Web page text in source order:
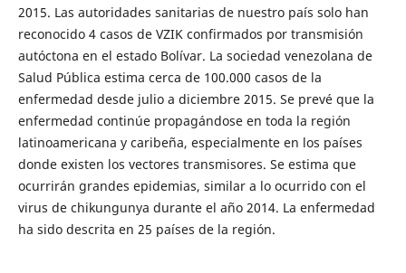
2015. Las autoridades sanitarias de nuestro país solo han
reconocido 4 casos de VZIK confirmados por transmisión
autóctona en el estado Bolívar. La sociedad venezolana de
Salud Pública estima cerca de 100.000 casos de la
enfermedad desde julio a diciembre 2015. Se prevé que la
enfermedad continúe propagándose en toda la región
latinoamericana y caribeña, especialmente en los países
donde existen los vectores transmisores. Se estima que
ocurrirán grandes epidemias, similar a lo ocurrido con el
virus de chikungunya durante el año 2014. La enfermedad
ha sido descrita en 25 países de la región.